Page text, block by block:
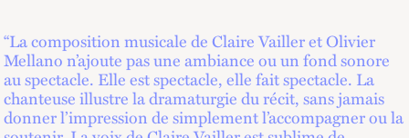
“La composition musicale de Claire Vailler et Olivier
Mellano n’ajoute pas une ambiance ou un fond sonore
au spectacle. Elle est spectacle, elle fait spectacle. La
chanteuse illustre la dramaturgie du récit, sans jamais
donner l’impression de simplement l’accompagner ou la